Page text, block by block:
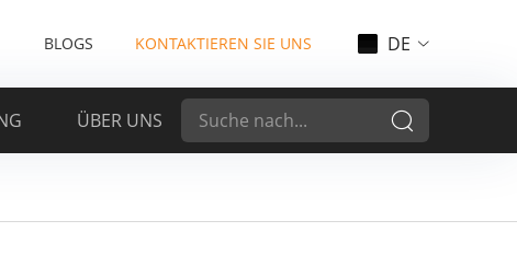
BLOGS KONTAKTIEREN SIE UNS DE
ÜBER UNS